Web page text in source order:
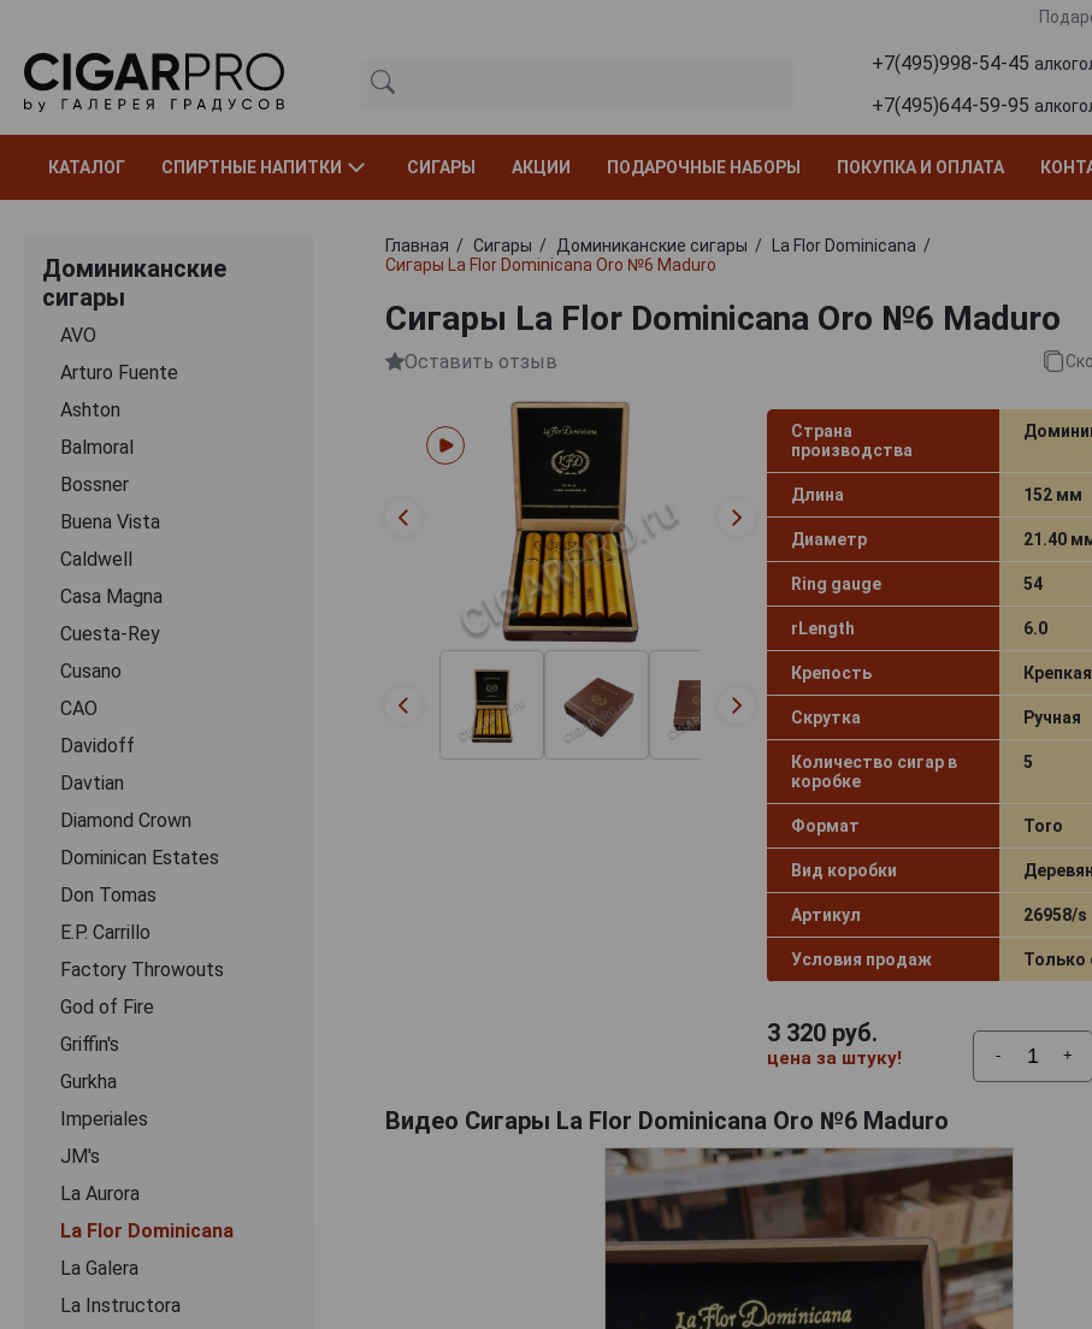
+7(495)998-54-45
+7(495)644-59-95
КАТАЛОГ СПИРТНЫЕ НАПИТКИ СИГАРЫ АКЦИИ ПОДАРОЧНЫЕ НАБОРЫ ПОКУПКА И ОПЛАТА
Доминиканские
сигары
AVO
Arturo Fuente
Ashton
Balmoral
Bossner
Buena Vista
Caldwell
Casa Magna
Cuesta-Rey
Cusano
CАО
Davidoff
Davtian
Diamond Crown
Dominican Estates
Don Tomas
E.P. Carrillo
Factory Throwouts
God of Fire
Griffin's
Gurkha
Imperiales
JM's
La Aurora
La Flor Dominicana
La Galera
La Instructora
Главная Сигары Доминиканские сигары
La Flor Dominicana
Сигары La Flor Dominicana Oro №6 Maduro
Сигары La Flor Dominicana Oro №6 Maduro
Оставить отзыв
Страна
производства
Длина 152 мм
Диаметр 21.40
Ring gauge 54
rLength 6.0
Крепость Крепкая
Скрутка Ручная
Количество сигар в
коробке
5
Формат Toro
Вид коробки
Артикул 26958/s
Условия продаж Только
3 320руб.
цена за штуку! - +
Видео Сигары La Flor Dominicana Oro №6 Maduro